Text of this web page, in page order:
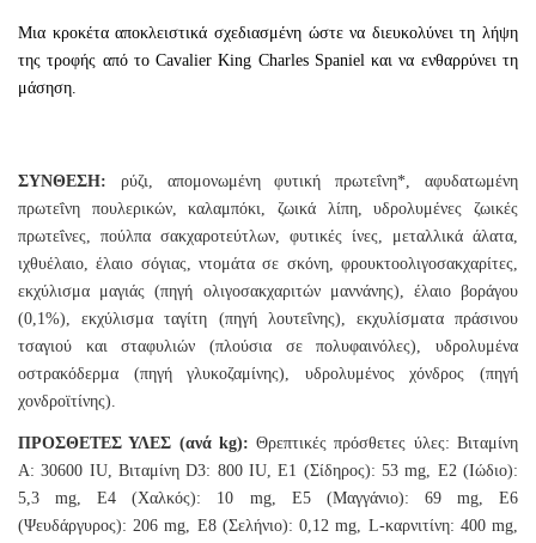
Μια κροκέτα αποκλειστικά σχεδιασμένη ώστε να διευκολύνει τη λήψη
της τροφής από το Cavalier King Charles Spaniel και να ενθαρρύνει τη
μάσηση.
ΣΥΝΘΕΣΗ: ρύζι, απομονωμένη φυτική πρωτεΐνη*, αφυδατωμένη
πρωτεΐνη πουλερικών, καλαμπόκι, ζωικά λίπη, υδρολυμένες ζωικές
πρωτεΐνες, πούλπα σακχαροτεύτλων, φυτικές ίνες, μεταλλικά άλατα,
ιχθυέλαιο, έλαιο σόγιας, ντομάτα σε σκόνη, φρουκτοολιγοσακχαρίτες,
εκχύλισμα μαγιάς (πηγή ολιγοσακχαριτών μαννάνης), έλαιο βοράγου
(0,1%), εκχύλισμα ταγίτη (πηγή λουτεΐνης), εκχυλίσματα πράσινου
τσαγιού και σταφυλιών (πλούσια σε πολυφαινόλες), υδρολυμένα
οστρακόδερμα (πηγή γλυκοζαμίνης), υδρολυμένος χόνδρος (πηγή
χονδροϊτίνης).
ΠΡΟΣΘΕΤΕΣ ΥΛΕΣ (ανά kg): Θρεπτικές πρόσθετες ύλες: Βιταμίνη
A: 30600 IU, Βιταμίνη D3: 800 IU, E1 (Σίδηρος): 53 mg, E2 (Ιώδιο):
5,3 mg, E4 (Χαλκός): 10 mg, E5 (Μαγγάνιο): 69 mg, E6
(Ψευδάργυρος): 206 mg, E8 (Σελήνιο): 0,12 mg, L-καρνιτίνη: 400 mg,